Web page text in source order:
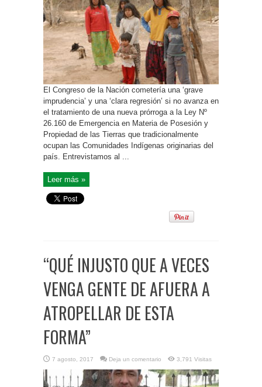
El Congreso de la Nación cometería una ‘grave
imprudencia’ y una ‘clara regresión’ si no avanza en
el tratamiento de una nueva prórroga a la Ley Nº
26.160 de Emergencia en Materia de Posesión y
Propiedad de las Tierras que tradicionalmente
ocupan las Comunidades Indígenas originarias del
país. Entrevistamos al ...
Leer más »
“QUÉ INJUSTO QUE A VECES
VENGA GENTE DE AFUERA A
ATROPELLAR DE ESTA
FORMA”
7 agosto, 2017 Deja un comentario 3,791 Visitas